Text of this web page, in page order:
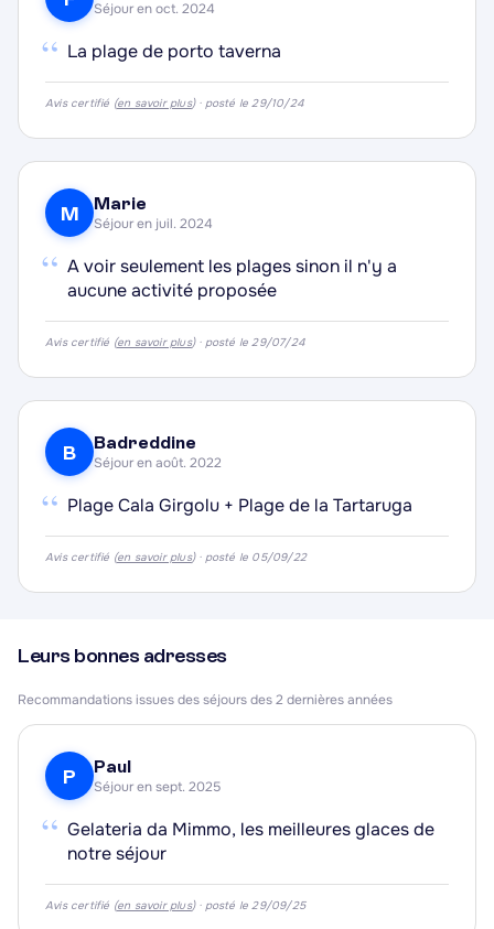
·
·
·
·
Séjour en oct. 2024
“ La plage de porto taverna
Avis certifié (en savoir plus) · posté le 29/10/24
M Marie
Séjour en juil. 2024
“ A voir seulement les plages sinon il n'y a
aucune activité proposée
Avis certifié (en savoir plus) · posté le 29/07/24
B Badreddine
Séjour en août. 2022
“ Plage Cala Girgolu + Plage de la Tartaruga
Avis certifié (en savoir plus) · posté le 05/09/22
Leurs bonnes adresses
Recommandations issues des séjours des 2 dernières années
P Paul
Séjour en sept. 2025
“ Gelateria da Mimmo, les meilleures glaces de
notre séjour
Avis certifié (en savoir plus) · posté le 29/09/25